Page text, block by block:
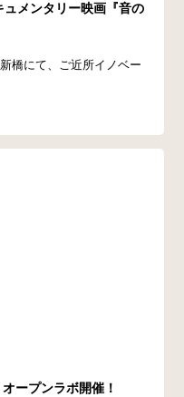
メンタリー映画『音の
橋にて、ご近所イノベー
ープンラボ開催！